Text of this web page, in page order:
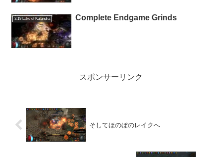
3.19 Lake of Kalandra Complete Endgame Grinds
スポンサーリンク
そしてほのぼのレイクへ